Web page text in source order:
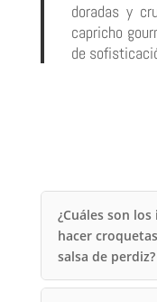
doradas y
capricho
de
¿Cuáles son
hacer
salsa de perdiz?